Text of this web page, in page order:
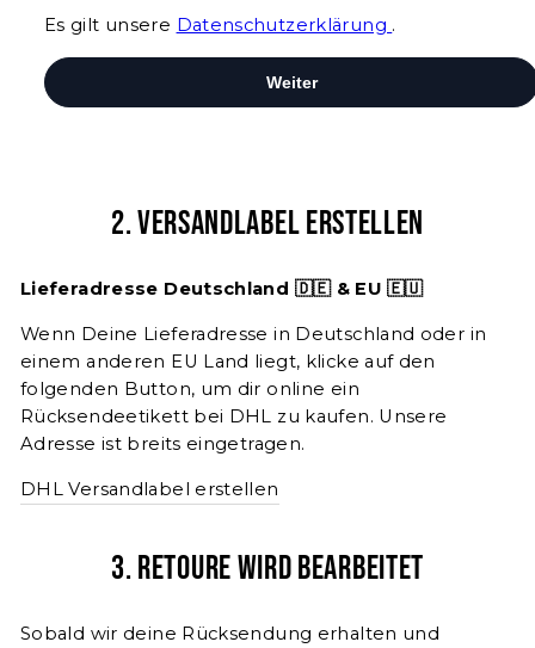
2. Versandlabel erstellen
Lieferadresse Deutschland 🇩🇪 & EU 🇪🇺
Wenn Deine Lieferadresse in Deutschland oder in
einem anderen EU Land liegt, klicke auf den
folgenden Button, um dir online ein
Rücksendeetikett bei DHL zu kaufen. Unsere
Adresse ist breits eingetragen.
DHL Versandlabel erstellen
3. Retoure wird bearbeitet
Sobald wir deine Rücksendung erhalten und